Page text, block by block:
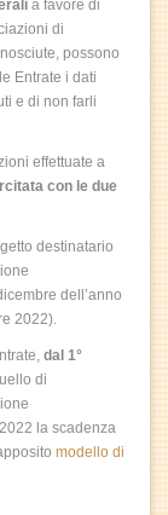
a favore di
di
possono
Entrate i dati
e di non farli
effettuate a
con le due
destinatario
dell’anno
2022).
dal 1°
di
la scadenza
modello di